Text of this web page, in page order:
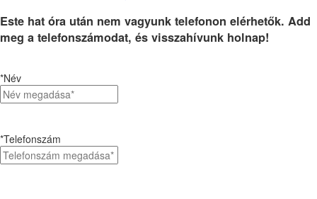
Este hat óra után nem vagyunk telefonon elérhetők. Add
meg a telefonszámodat, és visszahívunk holnap!
*Név
*Telefonszám